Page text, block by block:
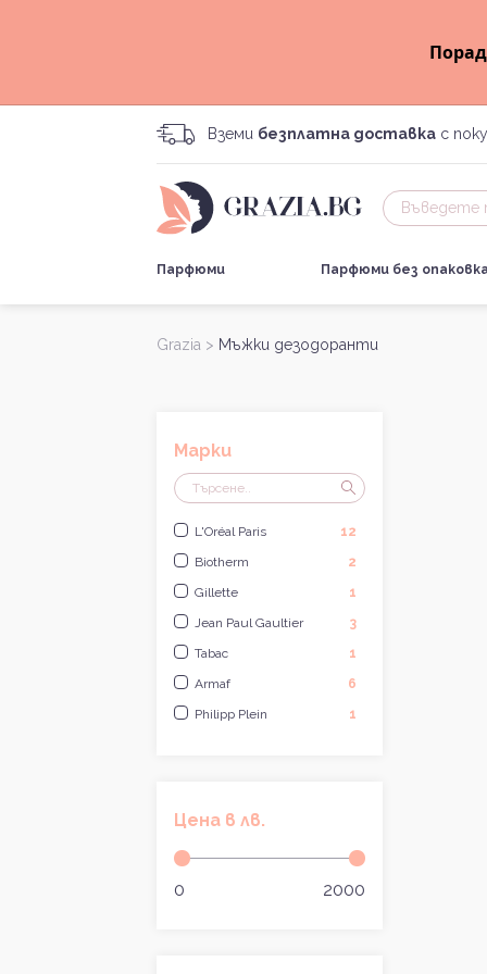
Вземи безплатна доставка с
Парфюми Парфюми без опаковка
Grazia > Мъжки дезодоранти
Марки
L'Oréal Paris
12
Biotherm
2
Gillette
1
Jean Paul Gaultier
3
Tabac
1
Armaf
6
Philipp Plein
1
4
2
Цена в лв.
0 2000